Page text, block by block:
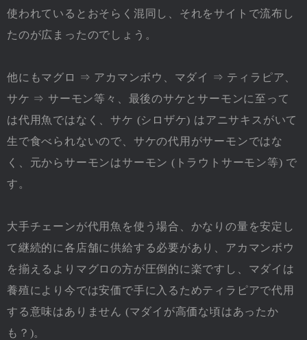
使われているとおそらく混同し、それをサイトで流布し
たのが広まったのでしょう。
他にもマグロ ⇒ アカマンボウ、マダイ ⇒ ティラピア、
サケ ⇒ サーモン等々、最後のサケとサーモンに至って
は代用魚ではなく、サケ (シロザケ) はアニサキスがいて
生で食べられないので、サケの代用がサーモンではな
く、元からサーモンはサーモン (トラウトサーモン等) で
す。
大手チェーンが代用魚を使う場合、かなりの量を安定し
て継続的に各店舗に供給する必要があり、アカマンボウ
を揃えるよりマグロの方が圧倒的に楽ですし、マダイは
養殖により今では安価で手に入るためティラピアで代用
する意味はありません (マダイが高価な頃はあったか
も？)。